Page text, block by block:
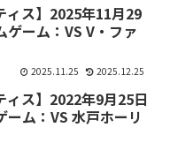
ィス】2025年11月29
：VS V・ファ
2025.11.25 2025.12.25
ィス】2022年9月25日
ム：VS 水戸ホーリ